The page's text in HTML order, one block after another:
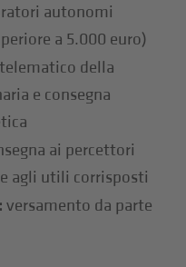
autonomi
a 5.000 euro)
della
e consegna
ai percettori
agli utili corrisposti
versamento da parte